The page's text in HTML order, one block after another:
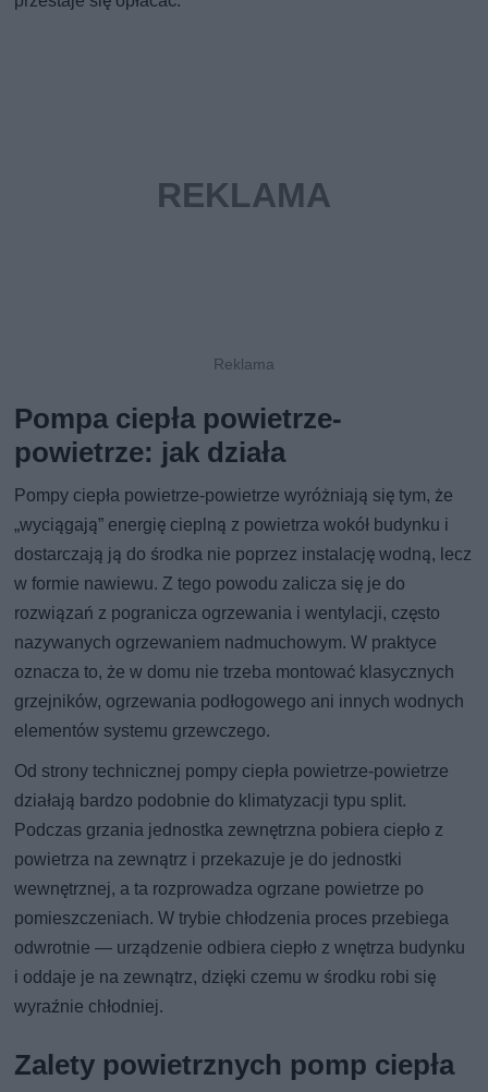
Pompa ciepła powietrze-
powietrze: jak działa
Pompy ciepła powietrze-powietrze wyróżniają się tym, że
„wyciągają” energię cieplną z powietrza wokół budynku i
dostarczają ją do środka nie poprzez instalację wodną, lecz
w formie nawiewu. Z tego powodu zalicza się je do
rozwiązań z pogranicza ogrzewania i wentylacji, często
nazywanych ogrzewaniem nadmuchowym. W praktyce
oznacza to, że w domu nie trzeba montować klasycznych
grzejników, ogrzewania podłogowego ani innych wodnych
elementów systemu grzewczego.
Od strony technicznej pompy ciepła powietrze-powietrze
działają bardzo podobnie do klimatyzacji typu split.
Podczas grzania jednostka zewnętrzna pobiera ciepło z
powietrza na zewnątrz i przekazuje je do jednostki
wewnętrznej, a ta rozprowadza ogrzane powietrze po
pomieszczeniach. W trybie chłodzenia proces przebiega
odwrotnie — urządzenie odbiera ciepło z wnętrza budynku
i oddaje je na zewnątrz, dzięki czemu w środku robi się
wyraźnie chłodniej.
Zalety powietrznych pomp ciepła